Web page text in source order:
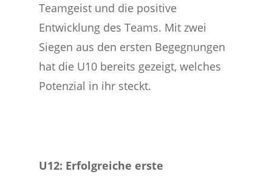
Teamgeist und die positive
Entwicklung des Teams. Mit zwei
Siegen aus den ersten Begegnungen
hat die U10 bereits gezeigt, welches
Potenzial in ihr steckt.
U12: Erfolgreiche erste